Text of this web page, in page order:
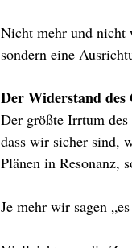
Nicht mehr und nicht
sondern eine
Der Widerstand des
Der größte Irrtum
dass wir sicher sind,
Plänen in Resonanz,
Je mehr wir sagen